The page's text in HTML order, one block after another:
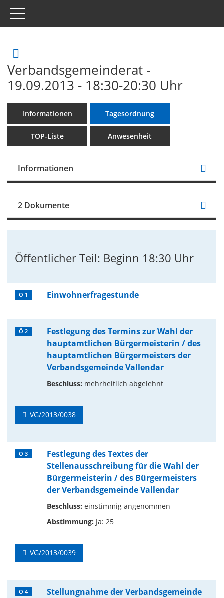
Toggle navigation
Verbandsgemeinderat -
19.09.2013 - 18:30-20:30 Uhr
Informationen Tagesordnung
TOP-Liste Anwesenheit
Informationen
2 Dokumente
Öffentlicher Teil: Beginn 18:30 Uhr
Ö 1 Einwohnerfragestunde
Ö 2
Festlegung des Termins zur Wahl der
hauptamtlichen Bürgermeisterin / des
hauptamtlichen Bürgermeisters der
Verbandsgemeinde Vallendar
Beschluss: mehrheitlich abgelehnt
VG/2013/0038
Ö 3
Festlegung des Textes der
Stellenausschreibung für die Wahl der
Bürgermeisterin / des Bürgermeisters
der Verbandsgemeinde Vallendar
Beschluss: einstimmig angenommen
Abstimmung: Ja: 25
VG/2013/0039
Ö 4
Stellungnahme der Verbandsgemeinde